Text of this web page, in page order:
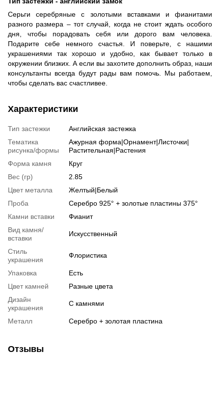
Серьги серебряные с золотыми вставками и фианитами
разного размера – тот случай, когда не стоит ждать особого
дня, чтобы порадовать себя или дорого вам человека.
Подарите себе немного счастья. И поверьте, с нашими
украшениями так хорошо и удобно, как бывает только в
окружении близких. А если вы захотите дополнить образ, наши
консультанты всегда будут рады вам помочь. Мы работаем,
чтобы сделать вас счастливее.
Характеристики
Тип застежки
Английская застежка
Тематика
рисунка/формы
Ажурная форма|Орнамент|Листочки|
Растительная|Растения
Форма камня
Круг
Вес (гр)
2.85
Цвет металла
Желтый|Белый
Проба
Серебро 925° + золотые пластины 375°
Камни вставки
Фианит
Вид камня/
вставки
Искусственный
Стиль
украшения
Флористика
Упаковка
Есть
Цвет камней
Разные цвета
Дизайн
украшения
С камнями
Металл Серебро + золотая пластина
Отзывы